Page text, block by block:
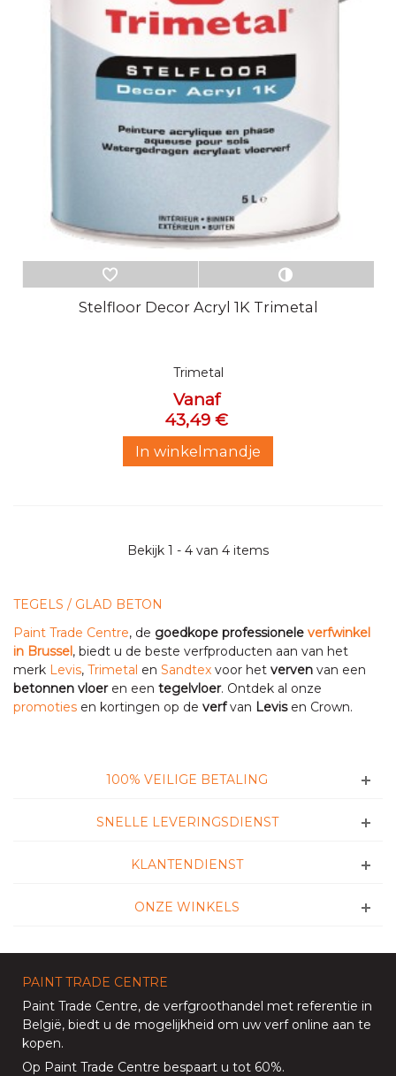
Stelfloor Decor Acryl 1K Trimetal
Trimetal
Vanaf
43,49 €
In winkelmandje
Bekijk 1 - 4 van 4 items
TEGELS / GLAD BETON
Paint Trade Centre, de goedkope professionele verfwinkel
in Brussel, biedt u de beste verfproducten aan van het
merk Levis, Trimetal en Sandtex voor het verven van een
betonnen vloeren een tegelvloer. Ontdek al onze
promoties en kortingen op de verfvan Levisen Crown.
100% VEILIGE BETALING
SNELLE LEVERINGSDIENST
KLANTENDIENST
ONZE WINKELS
PAINT TRADE CENTRE
Paint Trade Centre, de verfgroothandel met referentie in
België, biedt u de mogelijkheid om uw verf online aan te
kopen.
Op Paint Trade Centre bespaart u tot 60%.